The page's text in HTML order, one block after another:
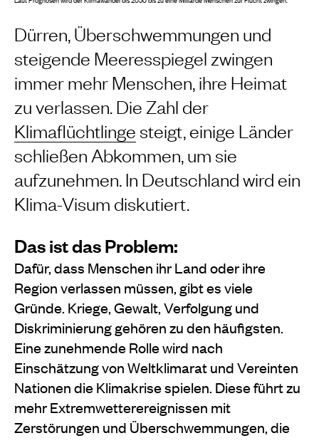
Dürren, Überschwemmungen und
steigende Meeresspiegel zwingen
immer mehr Menschen, ihre Heimat
zu verlassen. Die Zahl der
Klimaflüchtlingesteigt, einige Länder
schließen Abkommen, um sie
aufzunehmen. In Deutschland wird ein
Klima-Visum diskutiert.
Das ist das Problem:
Dafür, dass Menschen ihr Land oder ihre
Region verlassen müssen, gibt es viele
Gründe. Kriege, Gewalt, Verfolgung und
Diskriminierung gehören zu den häufigsten.
Eine zunehmende Rolle wird nach
Einschätzung von Weltklimarat und Vereinten
Nationen die Klimakrise spielen. Diese führt zu
mehr Extremwetterereignissen mit
Zerstörungen und Überschwemmungen, die